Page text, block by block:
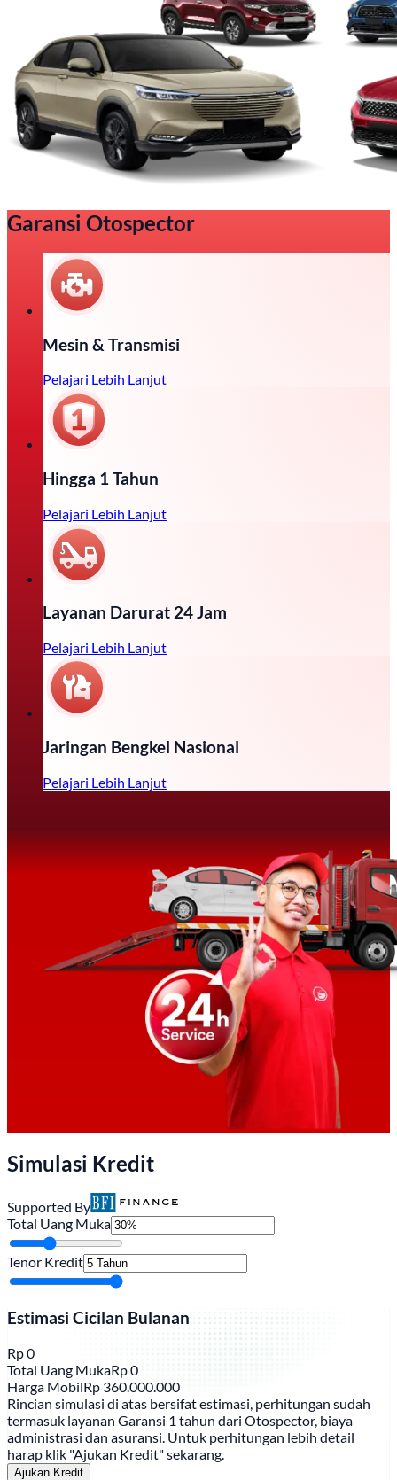
Garansi Otospector
Mesin & Transmisi
Pelajari Lebih Lanjut
Hingga 1 Tahun
Pelajari Lebih Lanjut
Layanan Darurat 24 Jam
Pelajari Lebih Lanjut
Jaringan Bengkel Nasional
Pelajari Lebih Lanjut
Simulasi Kredit
Supported By
Total Uang Muka
Tenor Kredit
Estimasi Cicilan Bulanan
Rp0
Total Uang MukaRp0
Harga MobilRp 360.000.000
Rincian simulasi di atas bersifat estimasi, perhitungan sudah
termasuk layanan Garansi 1 tahun dari Otospector, biaya
administrasi dan asuransi. Untuk perhitungan lebih detail
harap klik "Ajukan Kredit" sekarang.
Ajukan Kredit